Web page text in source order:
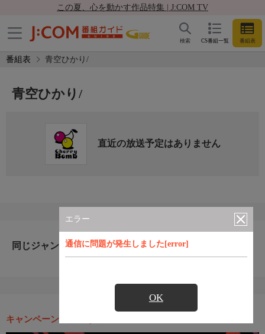
この夏、心を動かす作品特集 | J:COM TV
CS番組一覧 番組表
検索
番組表 青空ひかり/
エラー
通信に問題が発生しました[error]
OK
青空ひかり/
直近の放送予定はありません
同じジャンルのおすすめ番組
キャンペーン・お得な情報